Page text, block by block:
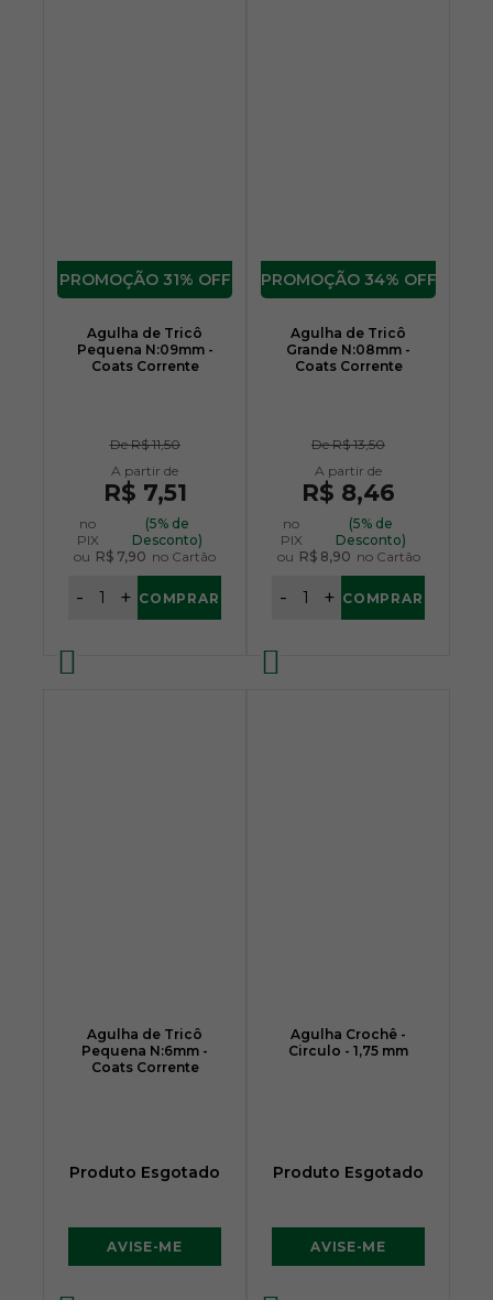
31% OFF
Agulha de Tricô
Pequena N:09mm -
Coats Corrente
DeR$ 11,50
R$ 7,51
no
PIX
(5% de
Desconto)
ou R$ 7,90 no Cartão
+
- COMPRAR
34% OFF
Agulha de Tricô
Grande N:08mm -
Coats Corrente
DeR$ 13,50
R$ 8,46
no
PIX
(5% de
Desconto)
ou R$ 8,90 no Cartão
+
- COMPRAR
Agulha de Tricô
Pequena N:6mm -
Coats Corrente
Produto Esgotado
AVISE-ME
Agulha Crochê -
Circulo - 1,75 mm
Produto Esgotado
AVISE-ME